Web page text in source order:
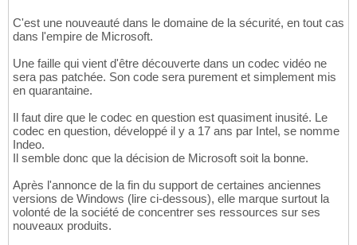
C'est une nouveauté dans le domaine de la sécurité, en tout cas
dans l'empire de Microsoft.
Une faille qui vient d'être découverte dans un codec vidéo ne
sera pas patchée. Son code sera purement et simplement mis
en quarantaine.
Il faut dire que le codec en question est quasiment inusité. Le
codec en question, développé il y a 17 ans par Intel, se nomme
Indeo.
Il semble donc que la décision de Microsoft soit la bonne.
Après l'annonce de la fin du support de certaines anciennes
versions de Windows (lire ci-dessous), elle marque surtout la
volonté de la société de concentrer ses ressources sur ses
nouveaux produits.